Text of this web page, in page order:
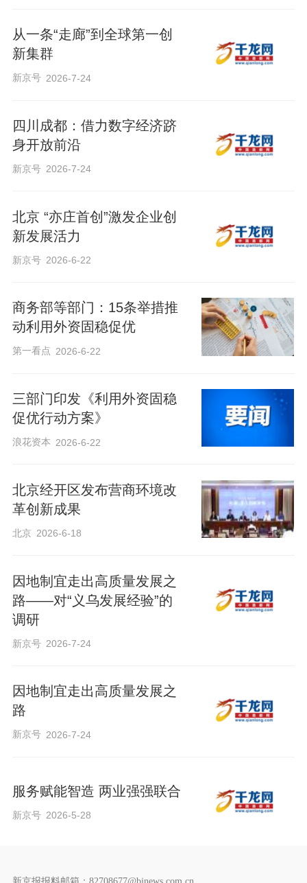
从一条“走廊”到全球第一创
新集群
新京号 2026-7-24
四川成都：借力数字经济跻
身开放前沿
新京号 2026-7-24
北京 “亦庄首创”激发企业创
新发展活力
新京号 2026-6-22
商务部等部门：15条举措推
动利用外资固稳促优
第一看点 2026-6-22
三部门印发《利用外资固稳
促优行动方案》
浪花资本 2026-6-22
北京经开区发布营商环境改
革创新成果
北京 2026-6-18
因地制宜走出高质量发展之
路——对“义乌发展经验”的
调研
新京号 2026-7-24
因地制宜走出高质量发展之
路
新京号 2026-7-24
服务赋能智造 两业强强联合
新京号 2026-5-28
新京报报料邮箱：82708677@bjnews.com.cn